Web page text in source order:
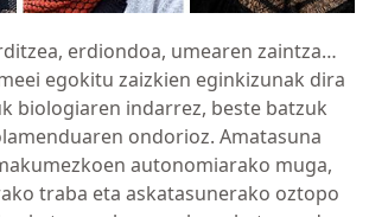
erdiondoa, umearen zaintza…
egokitu zaizkien eginkizunak dira
biologiaren indarrez, beste batzuk
ondorioz. Amatasuna
autonomiarako muga,
traba eta askatasunerako oztopo